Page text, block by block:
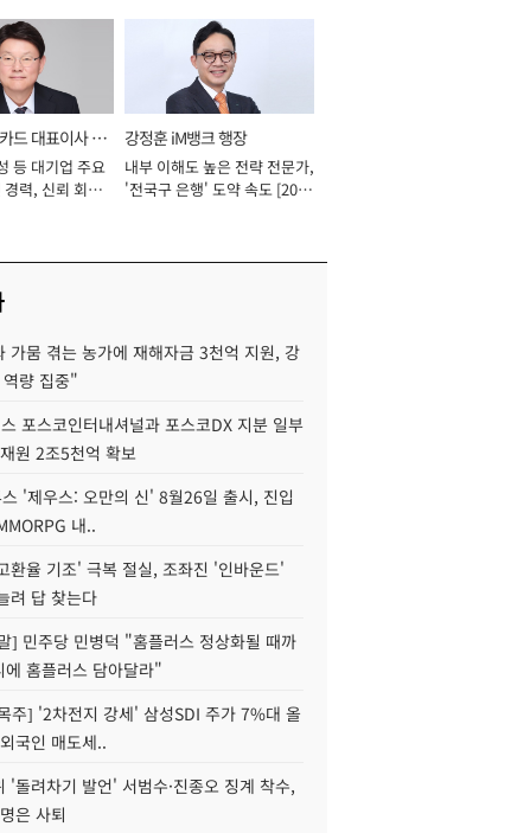
드 대표이사 사
등 대기업 주요
경력, 신뢰 회복
강정훈 iM뱅크 행장
내부 이해도 높은 전략 전문가,
'전국구 은행' 도약 속도 [2026
가뭄 겪는 농가에 재해자금 3천억 지원, 강
량 집중"
포스코인터내셔널과 포스코DX 지분 일부
원 2조5천억 확보
'제우스: 오만의 신' 8월26일 출시, 진입
내..
환율 기조' 극복 절실, 조좌진 '인바운드'
려 답 찾는다
] 민주당 민병덕 "홈플러스 정상화될 때까
에 홈플러스 담아달라"
주] '2차전지 강세' 삼성SDI 주가 7%대 올
국인 매도세..
'돌려차기 발언' 서범수·진종오 징계 착수,
은 사퇴